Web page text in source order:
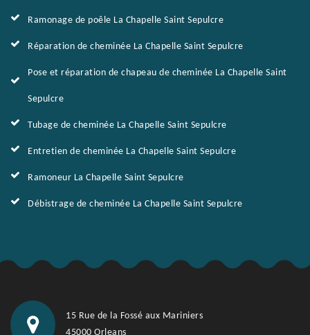
Ramonage de poêle La Chapelle Saint Sepulcre
Réparation de cheminée La Chapelle Saint Sepulcre
Pose et réparation de chapeau de cheminée La Chapelle Saint
Sepulcre
Tubage de cheminée La Chapelle Saint Sepulcre
Entretien de cheminée La Chapelle Saint Sepulcre
Ramoneur La Chapelle Saint Sepulcre
Débistrage de cheminée La Chapelle Saint Sepulcre
15 Rue de la Fossé aux Mariniers
45000 Orleans